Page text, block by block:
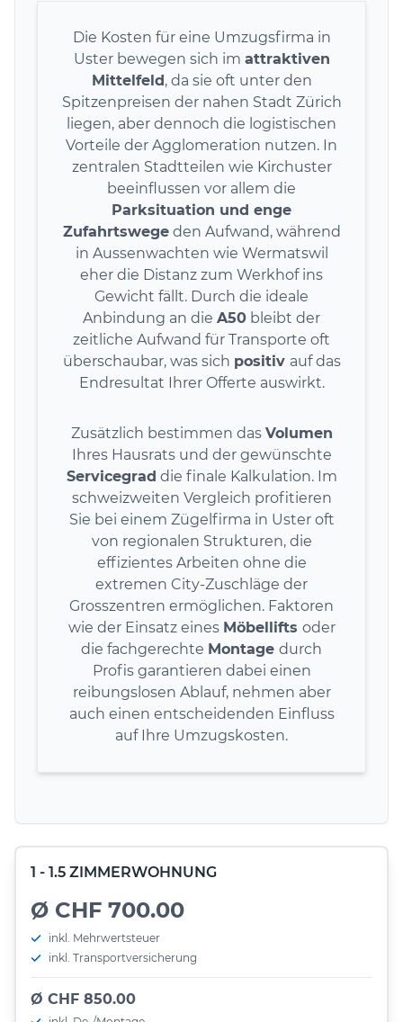
Die Kosten für eine Umzugsfirma in
Uster bewegen sich im attraktiven
Mittelfeld, da sie oft unter den
Spitzenpreisen der nahen Stadt Zürich
liegen, aber dennoch die logistischen
Vorteile der Agglomeration nutzen. In
zentralen Stadtteilen wie Kirchuster
beeinflussen vor allem die
Parksituation und enge
Zufahrtswegeden Aufwand, während
in Aussenwachten wie Wermatswil
eher die Distanz zum Werkhof ins
Gewicht fällt. Durch die ideale
Anbindung an die A50 bleibt der
zeitliche Aufwand für Transporte oft
überschaubar, was sich positiv auf das
Endresultat Ihrer Offerte auswirkt.
Zusätzlich bestimmen das Volumen
Ihres Hausrats und der gewünschte
Servicegrad die finale Kalkulation. Im
schweizweiten Vergleich profitieren
Sie bei einem Zügelfirma in Uster oft
von regionalen Strukturen, die
effizientes Arbeiten ohne die
extremen City-Zuschläge der
Grosszentren ermöglichen. Faktoren
wie der Einsatz eines Möbellifts oder
die fachgerechte Montage durch
Profis garantieren dabei einen
reibungslosen Ablauf, nehmen aber
auch einen entscheidenden Einfluss
auf Ihre Umzugskosten.
1 - 1.5 ZIMMERWOHNUNG
Ø CHF 700.00
inkl. Mehrwertsteuer
inkl. Transportversicherung
Ø CHF 850.00